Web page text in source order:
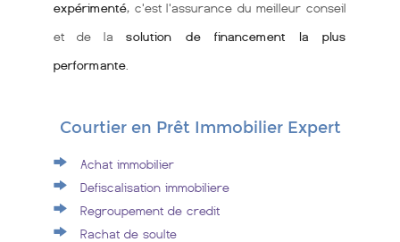
expérimenté, c'est l'assurance du meilleur conseil
et de lasolution de financement la plus
performante
Courtier en Prêt Immobilier Expert
Achat immobilier
Defiscalisation immobiliere
Regroupement de credit
Rachat de soulte